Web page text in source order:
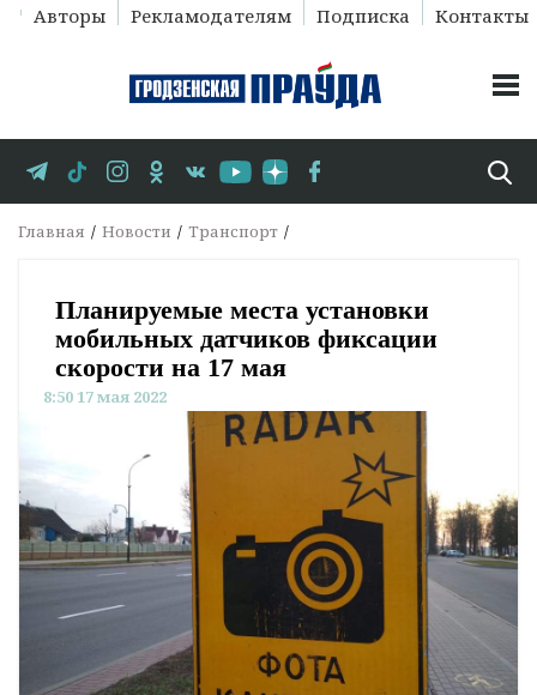
Авторы Рекламодателям Подписка Контакты
Главная Новости Транспорт
Планируемые места установки
мобильных датчиков фиксации
скорости на 17 мая
8:50 17 мая 2022